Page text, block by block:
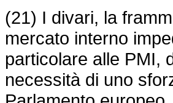
(21) I divari, la
mercato interno
particolare alle PMI,
necessità di uno